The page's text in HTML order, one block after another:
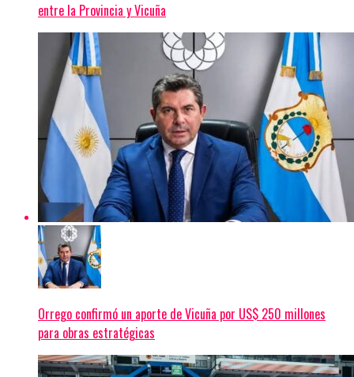
entre la Provincia y Vicuña
Orrego confirmó un aporte de Vicuña por US$ 250 millones
para obras estratégicas